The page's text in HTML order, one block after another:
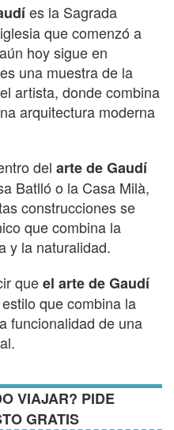
es la Sagrada
que comenzó a
hoy sigue en
una muestra de la
artista, donde combina
arquitectura moderna
del arte de Gaudí
Batlló o la Casa Milà,
construcciones se
que combina la
y la naturalidad.
queel arte de Gaudí
que combina la
funcionalidad de una
VIAJAR? PIDE
GRATIS